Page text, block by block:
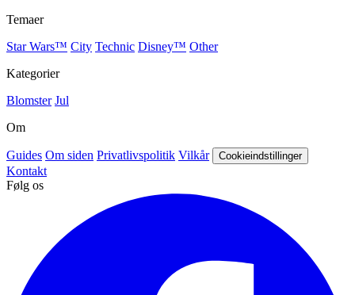
Temaer
Star Wars™ City Technic Disney™ Other
Kategorier
Blomster Jul
Om
Guides Om siden Privatlivspolitik Vilkår Cookieindstillinger
Kontakt
Følg os